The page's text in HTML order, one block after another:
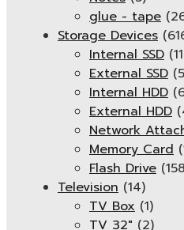
glue - tape
Storage Devices
Internal SSD
External SSD
Internal HDD
External HDD
Network
Memory Card
Flash Drive
Television (14)
TV Box (1)
TV 32" (2)